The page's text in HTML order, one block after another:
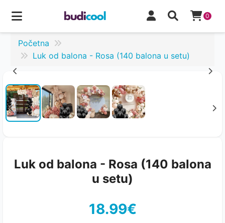
0
Početna
Luk od balona - Rosa (140 balona u setu)
Luk od balona - Rosa (140 balona
u setu)
18.99€